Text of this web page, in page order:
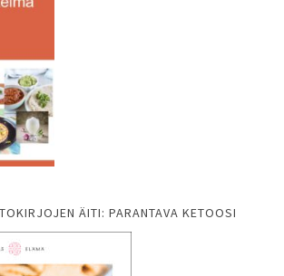
ÄITI: PARANTAVA KETOOSI